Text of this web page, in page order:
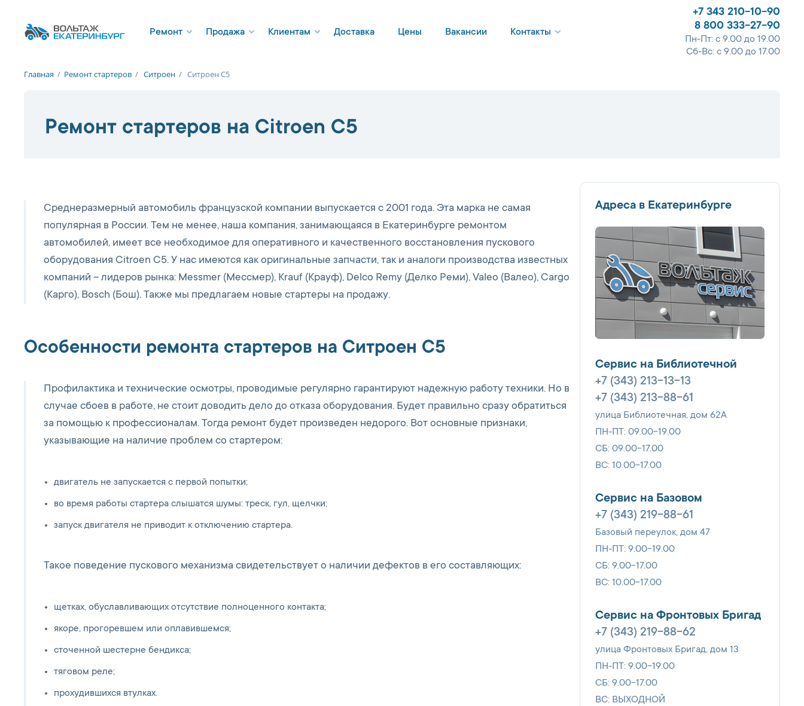
Ремонт Продажа Клиентам Доставка Цены Вакансии Контакты
+7 343 210-10-90
8 800 333-27-90
Пн-Пт: с 9.00 до 19.00
Сб-Вс: с 9.00 до 17.00
Главная / Ремонт стартеров / Ситроен / Ситроен С5
Ремонт стартеров на Citroen C5
Среднеразмерный автомобиль французской компании выпускается с 2001 года. Эта марка не самая
популярная в России. Тем не менее, наша компания, занимающаяся в Екатеринбурге ремонтом
автомобилей, имеет все необходимое для оперативного и качественного восстановления пускового
оборудования Citroen C5. У нас имеются как оригинальные запчасти, так и аналоги производства известных
компаний – лидеров рынка: Messmer (Мессмер), Krauf (Крауф), Delco Remy (Делко Реми), Valeo (Валео), Cargo
(Карго), Bosch (Бош). Также мы предлагаем новые стартеры на продажу.
Особенности ремонта стартеров на Ситроен С5
Профилактика и технические осмотры, проводимые регулярно гарантируют надежную работу техники. Но в
случае сбоев в работе, не стоит доводить дело до отказа оборудования. Будет правильно сразу обратиться
за помощью к профессионалам. Тогда ремонт будет произведен недорого. Вот основные признаки,
указывающие на наличие проблем со стартером:
двигатель не запускается с первой попытки;
во время работы стартера слышатся шумы: треск, гул, щелчки;
запуск двигателя не приводит к отключению стартера.
Такое поведение пускового механизма свидетельствует о наличии дефектов в его составляющих:
щетках, обуславливающих отсутствие полноценного контакта;
якоре, прогоревшем или оплавившемся;
сточенной шестерне бендикса;
тяговом реле;
прохудившихся втулках.
Адреса в Екатеринбурге
Сервис на Библиотечной
+7 (343) 213-13-13
+7 (343) 213-88-61
улица Библиотечная, дом 62А
ПН-ПТ: 09.00-19.00
СБ: 09.00-17.00
ВС: 10.00-17.00
Сервис на Базовом
+7 (343) 219-88-61
Базовый переулок, дом 47
ПН-ПТ: 9.00-19.00
СБ: 9.00-17.00
ВС: 10.00-17.00
Сервис на Фронтовых Бригад
+7 (343) 219-88-62
улица Фронтовых Бригад, дом 13
ПН-ПТ: 9.00-19.00
СБ: 9.00-17.00
ВС: ВЫХОДНОЙ